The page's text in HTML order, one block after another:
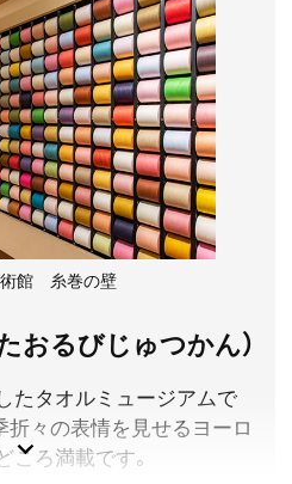
260円、高校生以下または18歳
上)420円
31日、その他展示替など運営上
駅よりせとうちバス(今治営業
」バス停下車
町3-1-3
9233
術館 糸巻の壁
おるびじゅつかん）
たタオルミュージアムで
折々の表情を見せるヨーロ
ろ満載です。